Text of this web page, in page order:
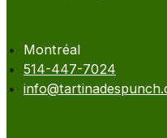
Montréal
514-447-7024